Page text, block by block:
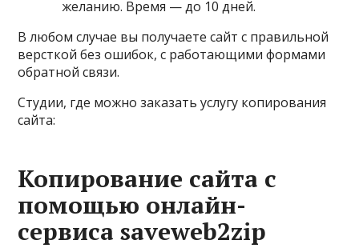
желанию. Время — до 10 дней.
В любом случае вы получаете сайт с правильной
версткой без ошибок, с работающими формами
обратной связи.
Студии, где можно заказать услугу копирования
сайта:
Копирование сайта с
помощью онлайн-
сервиса saveweb2zip